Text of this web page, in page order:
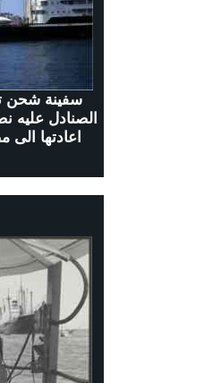
سفينة شحن
الصنادل عليه
اعادتها الى